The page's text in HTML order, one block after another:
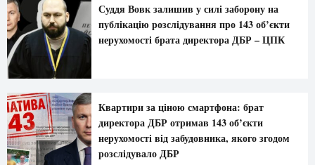
Суддя Вовк залишив у силі заборону на
публікацію розслідування про 143 об’єкти
нерухомості брата директора ДБР – ЦПК
Квартири за ціною смартфона: брат
директора ДБР отримав 143 об’єкти
нерухомості від забудовника, якого згодом
розслідувало ДБР